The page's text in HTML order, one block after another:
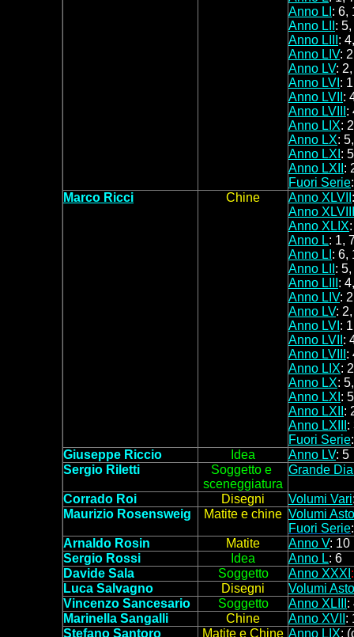
Anno LI : 6,
Anno LII :
Anno LIII :
Anno LIV:
Anno LV:
Anno LVI :
Anno LVII :
Anno LVIII :
Anno LIX:
Anno LX:
Anno LXI : 5
Anno LXII :
Fuori Serie
Marco Ricci Chine Anno XLVII
Anno XLVIII
Anno XLIX
Anno L: 1,
Anno LI : 6,
Anno LII :
Anno LIII :
Anno LIV:
Anno LV:
Anno LVI :
Anno LVII :
Anno LVIII :
Anno LIX:
Anno LX:
Anno LXI : 5
Anno LXII :
Anno LXIII :
Fuori Serie
Giuseppe Riccio
Idea Anno LV: 5
Sergio Riletti
Soggetto e
sceneggiatura
Grande
Corrado Roi Disegni Volumi Vari
Maurizio Rosensweig
Matite e chine Volumi
Fuori Serie
Arnaldo Rosin
Matite Anno V: 10
Sergio Rossi
Idea Anno L: 6
Davide Sala
Soggetto Anno XXXI
Luca Salvagno
Disegni
Volumi
Vincenzo Sancesario
Soggetto Anno XLIII :
Marinella Sangalli
Chine Anno XVII :
Stefano Santoro
Matite e Chine Anno LIX: